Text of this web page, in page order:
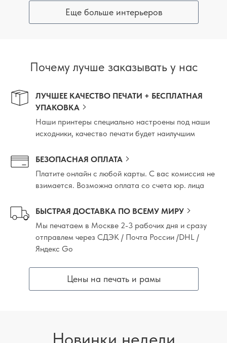
Еще больше интерьеров
Почему лучше заказывать у нас
ЛУЧШЕЕ КАЧЕСТВО ПЕЧАТИ + БЕСПЛАТНАЯ
УПАКОВКА
Наши принтеры специально настроены под наши
исходники, качество печати будет наилучшим
БЕЗОПАСНАЯ ОПЛАТА
Платите онлайн с любой карты. С вас комиссия не
взимается. Возможна оплата со счета юр. лица
БЫСТРАЯ ДОСТАВКА ПО ВСЕМУ МИРУ
Мы печатаем в Москве 2-3 рабочих дня и сразу
отправлем через СДЭК / Почта России /DHL /
Яндекс Go
Цены на печать и рамы
Новинки недели